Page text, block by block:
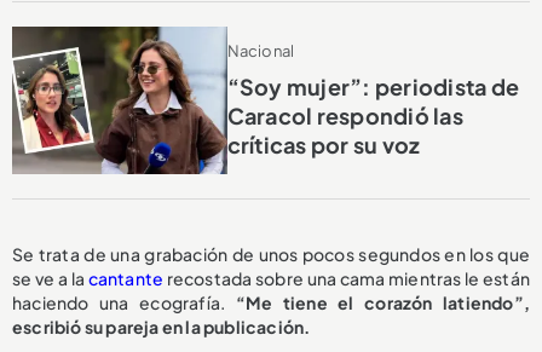
Nacional
“Soy mujer”: periodista de
Caracol respondió las
críticas por su voz
Se trata de una grabación de unos pocos segundos en los que
se ve a la cantante recostada sobre una cama mientras le están
haciendo una ecografía. “Me tiene el corazón latiendo”,
escribió su pareja en la publicación.